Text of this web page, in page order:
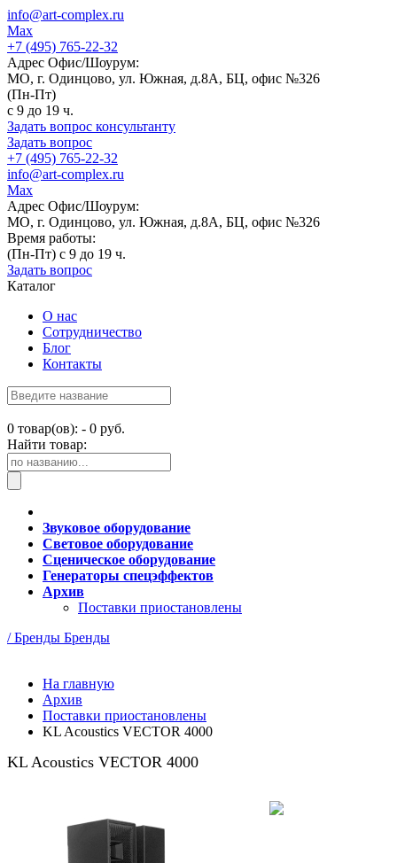
info@art-complex.ru
Max
+7 (495) 765-22-32
Адрес Офис/Шоурум:
МО, г. Одинцово, ул. Южная, д.8А, БЦ, офис №326
(Пн-Пт)
с 9 до 19 ч.
Задать вопрос консультанту
Задать вопрос
+7 (495) 765-22-32
info@art-complex.ru
Max
Адрес Офис/Шоурум:
МО, г. Одинцово, ул. Южная, д.8А, БЦ, офис №326
Время работы:
(Пн-Пт) с 9 до 19 ч.
Задать вопрос
Каталог
О нас
Сотрудничество
Блог
Контакты
0 товар(ов): - 0 руб.
Найти товар:
Звуковое оборудование
Световое оборудование
Сценическое оборудование
Генераторы спецэффектов
Архив
Поставки приостановлены
/ Бренды Бренды
На главную
Архив
Поставки приостановлены
KL Acoustics VECTOR 4000
KL Acoustics VECTOR 4000